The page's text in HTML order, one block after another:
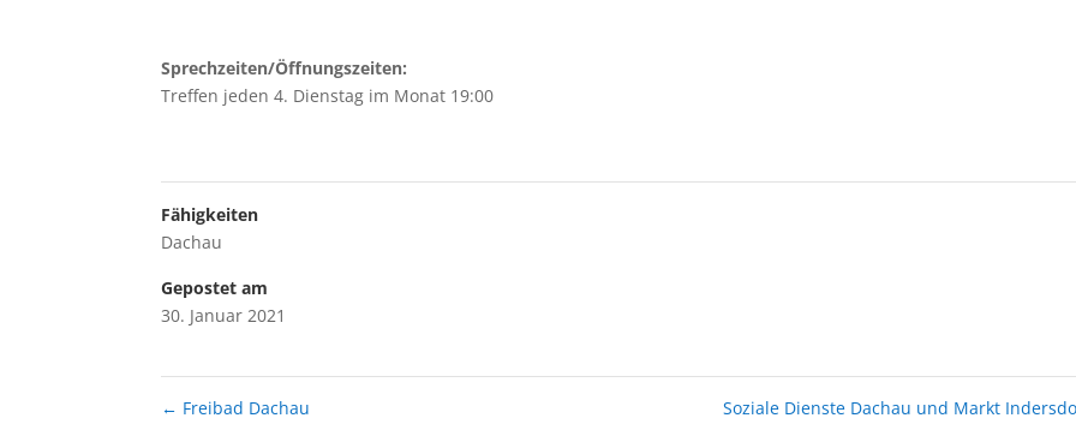
Sprechzeiten/Öffnungszeiten:
Treffen jeden 4. Dienstag im Monat 19:00
Fähigkeiten
Dachau
Gepostet am
30. Januar 2021
← Freibad Dachau Soziale Dienste Dachau und Markt